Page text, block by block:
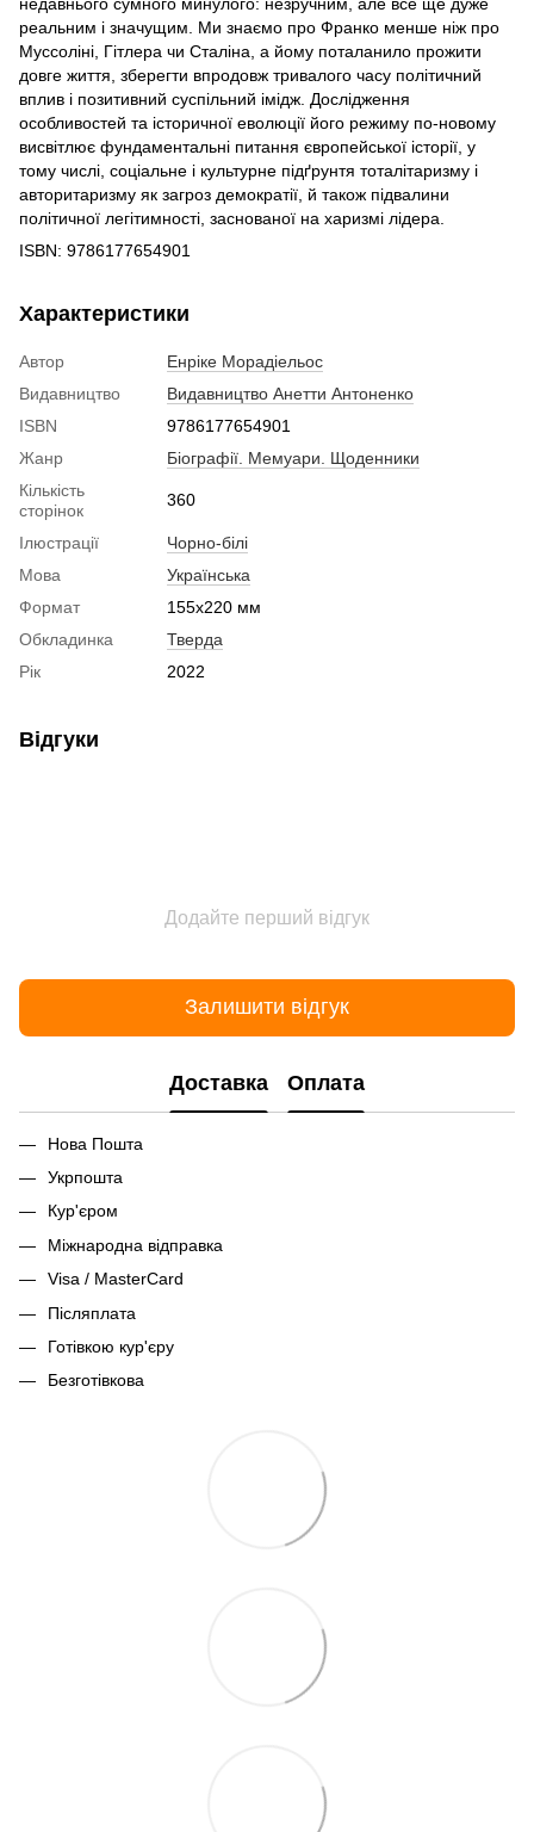
реальним і значущим. Ми знаємо про Франко менше ніж про
Муссоліні, Гітлера чи Сталіна, а йому поталанило прожити
довге життя, зберегти впродовж тривалого часу політичний
вплив і позитивний суспільний імідж. Дослідження
особливостей та історичної еволюції його режиму по-новому
висвітлює фундаментальні питання європейської історії, у
тому числі, соціальне і культурне підґрунтя тоталітаризму і
авторитаризму як загроз демократії, й також підвалини
політичної легітимності, заснованої на харизмі лідера.
ISBN: 9786177654901
Характеристики
Автор
Енріке Морадіельос
Видавництво
Видавництво Анетти Антоненко
ISBN
9786177654901
Жанр
Біографії. Мемуари. Щоденники
Кількість
сторінок
360
Ілюстрації
Чорно-білі
Мова
Українська
Формат
155x220 мм
Обкладинка
Тверда
Рік
2022
Відгуки
Додайте перший відгук
Залишити відгук
Доставка Оплата
Нова Пошта
Укрпошта
Кур'єром
Міжнародна відправка
Visa / MasterCard
Післяплата
Готівкою кур'єру
Безготівкова